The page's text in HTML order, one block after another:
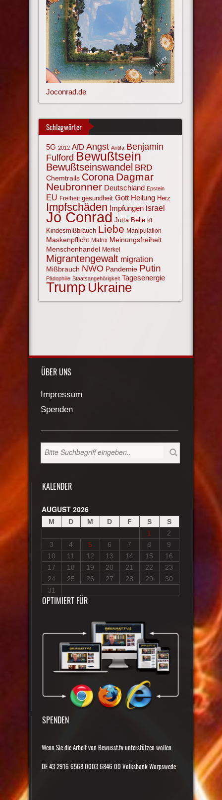
Joconrad.de
Schlagwörter
5G 2012 AfD Angst Antifa Benjamin
Fulford Bewußtsein
Bewußtseinswandel BRD
Chemtrails Corona Dagmar
Neubronner Deutschland Epstein
EU Freiheit gesundheit Gott Heilung Herz
Impfschäden Impfungen israel
Jo Conrad Jutta Belle KI
Kindesmißbrauch Liebe Manipulation
Maskenpflicht Matrix Meinungsfreiheit
Menschenhandel Merkel
Migrantengewalt migration
Mißbrauch NWO Pandemie Putin
Pädophilie Staatsangehörigkeit Tagesenergie
Trump Ukraine
ÜBER UNS
Impressum
Spenden
KALENDER
AUGUST 2026
M D M D F S
S
1
2
3
4 5 6 7 8
9
10
11 12 13 14 15
16
17
18 19 20 21 22
23
24
25 26 27 28 29
30
31
OPTIMIERT FÜR
SPENDEN
Wenn Sie die Arbeit von Bewusst.tv unterstützen wollen
DE 43 2916 6568 0003 6846 00 Volksbank Worpswede